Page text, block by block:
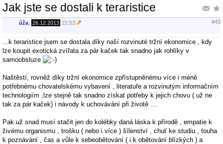
Jak jste se dostali k teraristice
úža 26.12.2013 22:53 #43
...k teraristice jsem se dostala díky naší rozvinuté tržní ekonomice , kdy
lze koupit exotická zvířata za pár kaček tak snadno jak rohlíky v
samoobsluze
Naštěstí, rovněž díky tržní ekonomice zpřístupněnému více i méně
potřebnému chovatelskému vybavení , literatuře a rozvinutým informačním
technologiím ,lze stejně tak snadno získat potřeby k jejich chovu ( už ne
tak za pár kaček) i návody k uchovávání při životě ....
Pak už snad musí stačit jen do kolébky daná láska k přírodě , empatie k
živému organismu , trošku ( nebo i více ) šílenství , chuť ke studiu , touha
k poznávání , čas a vůle k sebeobětování ( i k obětování blízkých ) a